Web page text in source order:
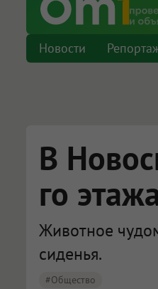
Новости
В
го
Животное
сиденья.
#Общество